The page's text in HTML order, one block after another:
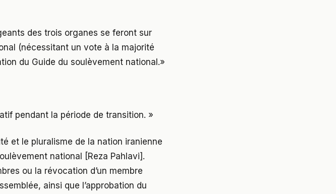
des trois organes se feront sur
(nécessitant un vote à la majorité
du Guide du soulèvement national.»
pendant la période de transition. »
et le pluralisme de la nation iranienne
national [Reza Pahlavi].
ou la révocation d’un membre
ainsi que l’approbation du